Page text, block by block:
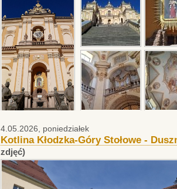
4.05.2026, poniedziałek
Kotlina Kłodzka-Góry Stołowe -
zdjęć)